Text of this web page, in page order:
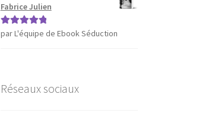
Fabrice Julien
Note5sur 5
par L'équipe de Ebook Séduction
Réseaux sociaux